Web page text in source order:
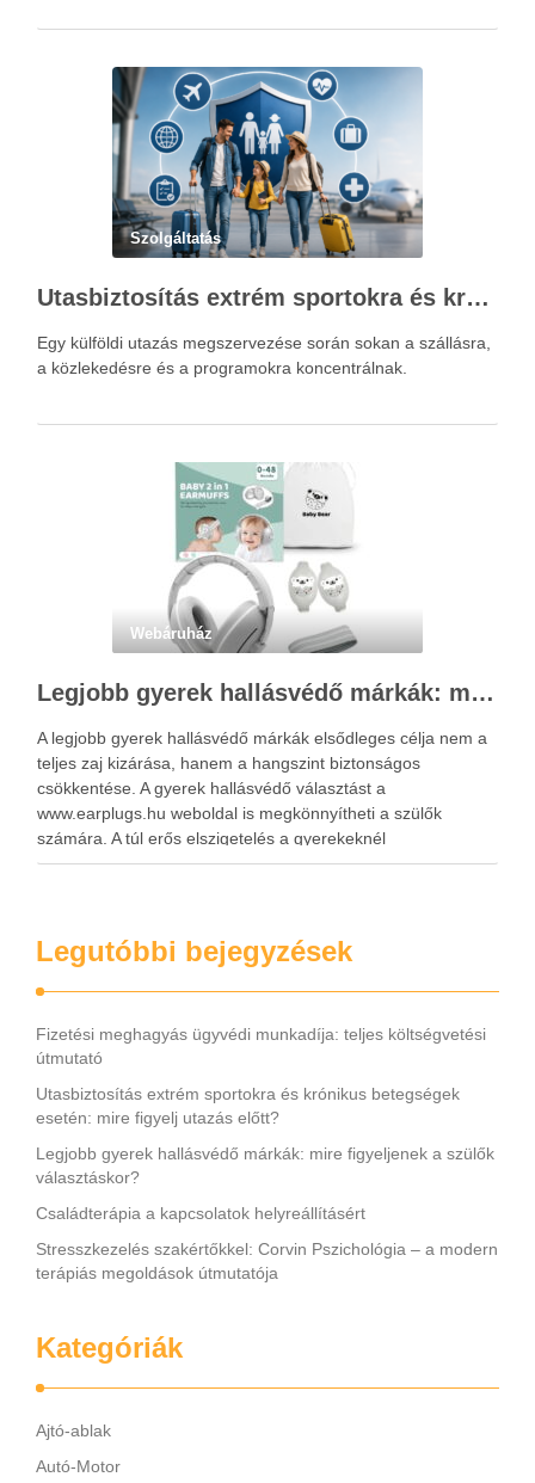
Szolgáltatás
Utasbiztosítás extrém sportokra és krónikus betegségek esetén: mire figyelj utazás előtt?
Egy külföldi utazás megszervezése során sokan a szállásra,
a közlekedésre és a programokra koncentrálnak.
Webáruház
Legjobb gyerek hallásvédő márkák: mire figyeljenek a szülők választáskor?
A legjobb gyerek hallásvédő márkák elsődleges célja nem a
teljes zaj kizárása, hanem a hangszint biztonságos
csökkentése. A gyerek hallásvédő választást a
www.earplugs.hu weboldal is megkönnyítheti a szülők
számára. A túl erős elszigetelés a gyerekeknél
kényelmetlenséget, félelmet vagy dezorientáltságot is
Legutóbbi bejegyzések
Fizetési meghagyás ügyvédi munkadíja: teljes költségvetési
útmutató
Utasbiztosítás extrém sportokra és krónikus betegségek
esetén: mire figyelj utazás előtt?
Legjobb gyerek hallásvédő márkák: mire figyeljenek a szülők
választáskor?
Családterápia a kapcsolatok helyreállításért
Stresszkezelés szakértőkkel: Corvin Pszichológia – a modern
terápiás megoldások útmutatója
Kategóriák
Ajtó-ablak
Autó-Motor